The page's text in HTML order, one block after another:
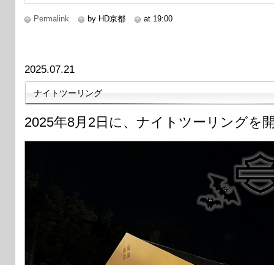
Permalink by HD京都 at 19:00
2025.07.21
ナイトツーリング
2025年8月2日に、ナイトツーリングを